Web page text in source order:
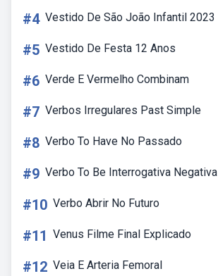
#4 Vestido De São João Infantil 2023
#5 Vestido De Festa 12 Anos
#6 Verde E Vermelho Combinam
#7 Verbos Irregulares Past Simple
#8 Verbo To Have No Passado
#9 Verbo To Be Interrogativa Negativa
#10 Verbo Abrir No Futuro
#11 Venus Filme Final Explicado
#12 Veia E Arteria Femoral